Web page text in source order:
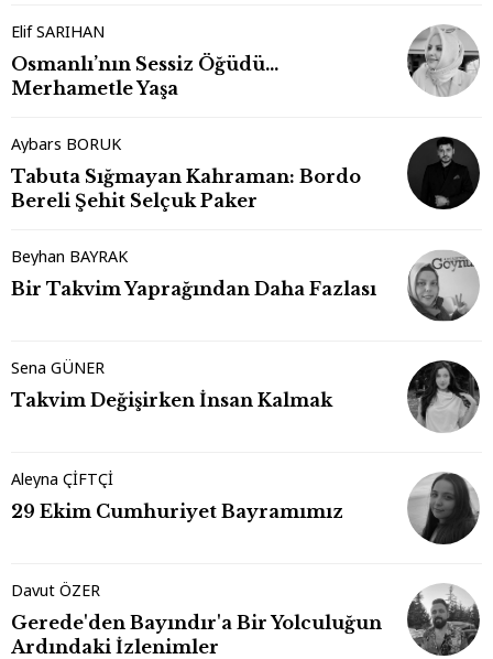
Elif SARIHAN
Osmanlı’nın Sessiz Öğüdü…
Merhametle Yaşa
Aybars BORUK
Tabuta Sığmayan Kahraman: Bordo
Bereli Şehit Selçuk Paker
Beyhan BAYRAK
Bir Takvim Yaprağından Daha Fazlası
Sena GÜNER
Takvim Değişirken İnsan Kalmak
Aleyna ÇİFTÇİ
29 Ekim Cumhuriyet Bayramımız
Davut ÖZER
Gerede'den Bayındır'a Bir Yolculuğun
Ardındaki İzlenimler